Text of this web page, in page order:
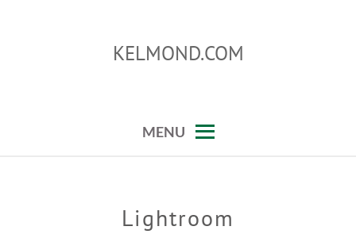
KELMOND.COM
MENU
Lightroom